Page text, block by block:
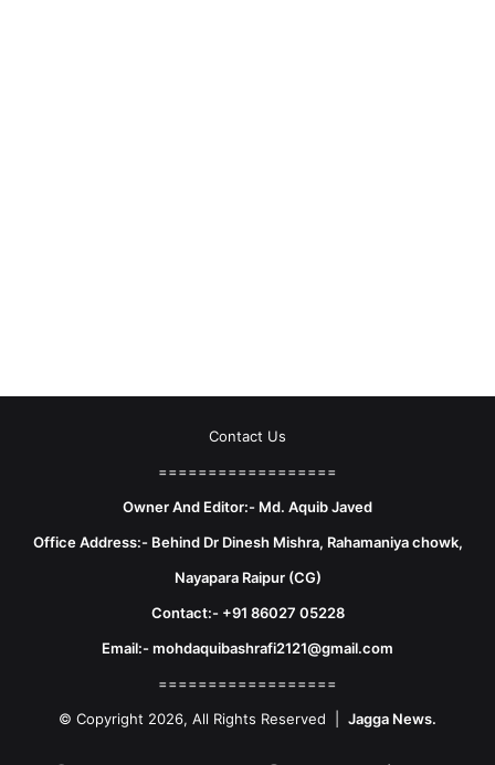
Contact Us
==================
Owner And Editor:- Md. Aquib Javed
Office Address:- Behind Dr Dinesh Mishra, Rahamaniya chowk,
Nayapara Raipur (CG)
Contact:- +91 86027 05228
Email:- mohdaquibashrafi2121@gmail.com
==================
© Copyright 2026, All Rights Reserved | Jagga News.